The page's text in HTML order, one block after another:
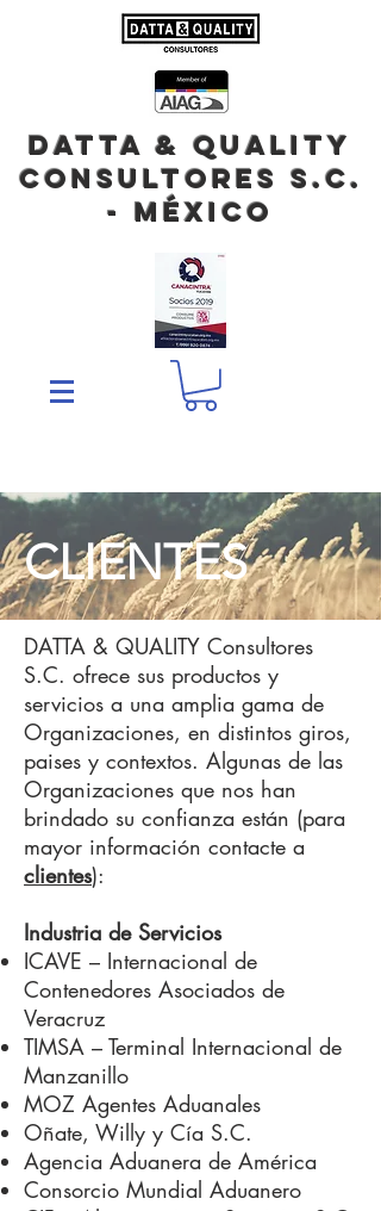
DATTA & QUALITY
Consultores S.C.
- México
CLIENTES
DATTA & QUALITY Consultores
S.C. ofrece sus productos y
servicios a una amplia gama de
Organizaciones, en distintos giros,
paises y contextos. Algunas de las
Organizaciones que nos han
brindado su confianza están (para
mayor información contacte a
clientes):
Industria de Servicios
ICAVE – Internacional de
Contenedores Asociados de
Veracruz
TIMSA – Terminal Internacional de
Manzanillo
MOZ Agentes Aduanales
Oñate, Willy y Cía S.C.
Agencia Aduanera de América
Consorcio Mundial Aduanero